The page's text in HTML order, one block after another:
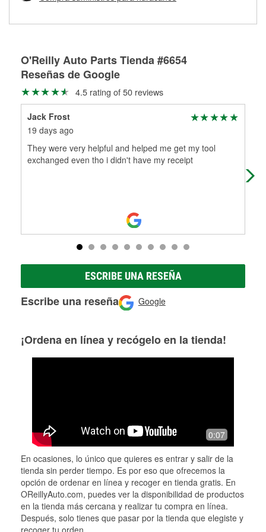
partes de reemplazo correctas para tu reparación.
O'Reilly Auto Parts Tienda #6654
Reseñas de Google
4.5 rating of 50 reviews
Jack Frost
19 days ago
They were very helpful and helped me get my tool
exchanged even tho i didn't have my receipt
ESCRIBE UNA RESEÑA
Escribe una reseña Google
¡Ordena en línea y recógelo en la tienda!
0:07
En ocasiones, lo único que quieres es entrar y salir de la
tienda sin perder tiempo. Es por eso que ofrecemos la
opción de ordenar en línea y recoger en tienda gratis. En
OReillyAuto.com, puedes ver la disponibilidad de productos
en la tienda más cercana y realizar tu compra en línea.
Después, solo tienes que pasar por la tienda que elegiste y
recoger tu orden.